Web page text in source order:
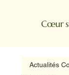
Cœur
Actualités